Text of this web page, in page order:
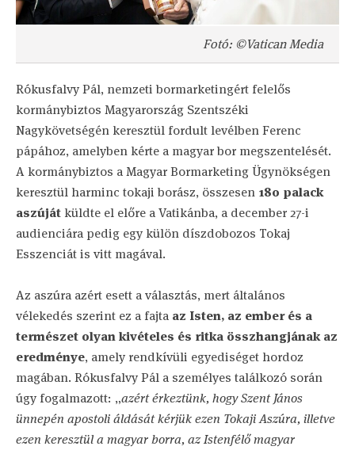
Fotó: ©Vatican Media
Rókusfalvy Pál, nemzeti bormarketingért felelős
kormánybiztos Magyarország Szentszéki
Nagykövetségén keresztül fordult levélben Ferenc
pápához, amelyben kérte a magyar bor megszentelését.
A kormánybiztos a Magyar Bormarketing Ügynökségen
keresztül harminc tokaji borász, összesen 180 palack
aszúját küldte el előre a Vatikánba, a december 27-i
audienciára pedig egy külön díszdobozos Tokaj
Esszenciát is vitt magával.
Az aszúra azért esett a választás, mert általános
vélekedés szerint ez a fajta az Isten, az ember és a
természet olyan kivételes és ritka összhangjának az
eredménye, amely rendkívüli egyediséget hordoz
magában. Rókusfalvy Pál a személyes találkozó során
úgy fogalmazott: „azért érkeztünk, hogy Szent János
ünnepén apostoli áldását kérjük ezen Tokaji Aszúra, illetve
ezen keresztül a magyar borra, az Istenfélő magyar